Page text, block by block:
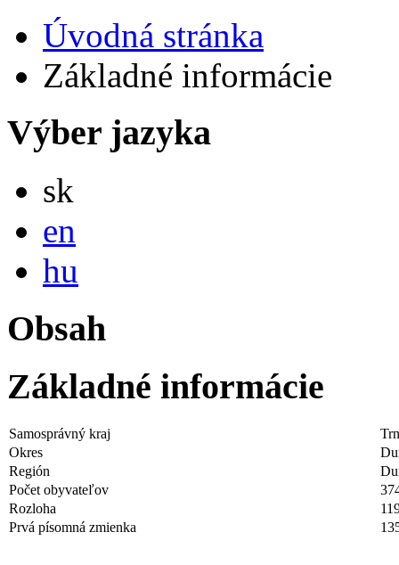
Úvodná stránka
Základné informácie
Výber jazyka
sk
en
hu
Obsah
Základné informácie
Samosprávný kraj
Okres
Región
Počet obyvateľov
Rozloha
Prvá písomná zmienka